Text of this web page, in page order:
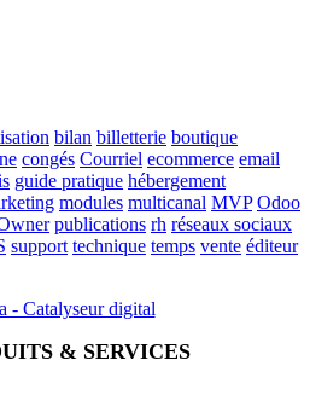
bilan billetterie boutique
congés Courriel ecommerce email
guide pratique hébergement
modules multicanal MVP Odoo
publications rh réseaux sociaux
support technique temps vente éditeur
& SERVICES